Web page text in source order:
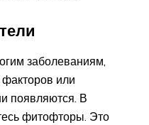
заболеваниям,
или
появляются. В
фитофторы. Это